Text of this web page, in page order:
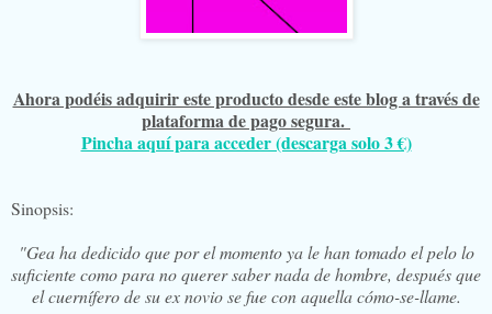
Ahora podéis adquirir este producto desde este blog a través de
plataforma de pago segura.
Pincha aquí para acceder (descarga solo 3 €)
Sinopsis:
"Gea ha dedicido que por el momento ya le han tomado el pelo lo
suficiente como para no querer saber nada de hombre, después que
el cuernífero de su ex novio se fue con aquella cómo-se-llame.